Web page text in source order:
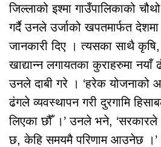
जिल्लाको इश्मा गाउँपालिकाको
गर्दै उनले उर्जाको खपतमार्फत देशमा
जानकारी दिए । त्यसका साथै कृषि,
खाद्यान्न लगायतका कुराहरुमा नयाँ
उनले दाबी गरे । ‘हरेक योजनाको
ढंगले व्यवस्थापन गरी दुरगामि
लिएका छौँ ।’ उनले भने,
छ, केहि समयमै परिणाम आउनेछ ।’